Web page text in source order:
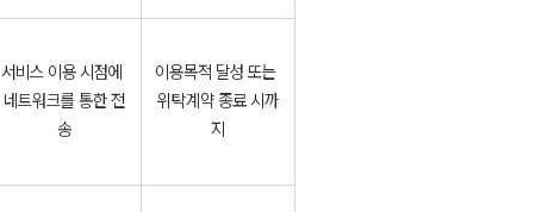
서비스 이용 시점에
네트워크를 통한 전
송
이용목적 달성 또는
위탁계약 종료 시까
지